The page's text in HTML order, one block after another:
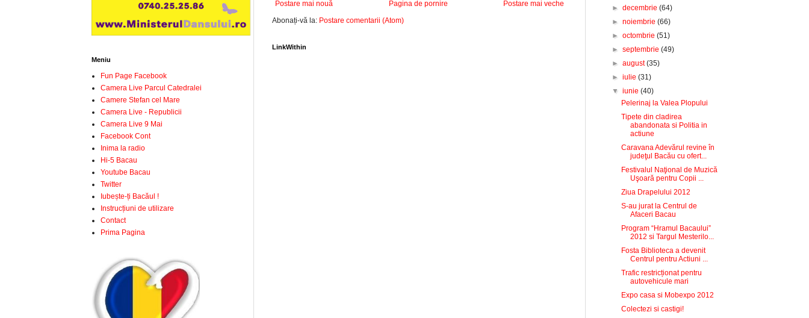
Postare mai nouă Postare mai veche
Pagina de pornire
Abonați-vă la: Postare comentarii (Atom)
LinkWithin
Meniu
Fun Page Facebook
Camera Live Parcul Catedralei
Camere Stefan cel Mare
Camera Live - Republicii
Camera Live 9 Mai
Facebook Cont
Inima la radio
Hi-5 Bacau
Youtube Bacau
Twitter
Iubește-ți Bacăul !
Instrucțiuni de utilizare
Contact
Prima Pagina
►decembrie(64)
►noiembrie(66)
►octombrie(51)
►septembrie(49)
►august(35)
►iulie(31)
▼iunie(40)
Pelerinaj la Valea Plopului
Tipete din cladirea
abandonata si Politia in
actiune
Caravana Adevărul revine în
judeţul Bacău cu ofert...
Festivalul Naţional de Muzică
Uşoară pentru Copii ...
Ziua Drapelului 2012
S-au jurat la Centrul de
Afaceri Bacau
Program “Hramul Bacaului”
2012 si Targul Mesterilo...
Fosta Biblioteca a devenit
Centrul pentru Actiuni ...
Trafic restricționat pentru
autovehicule mari
Expo casa si Mobexpo 2012
Colectezi si castigi!